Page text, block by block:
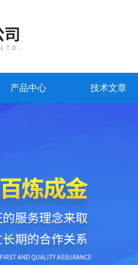
产品中心 技术文章